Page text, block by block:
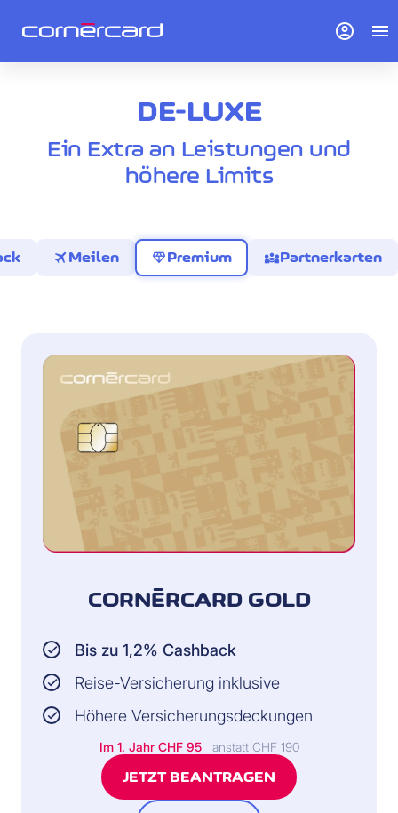
DE-LUXE
Ein Extra an Leistungen und
höhere Limits
travel Meilen diamondPremium diversity_3Partnerkarten
CORNÈRCARD GOLD
Bis zu 1,2% Cashback
Reise-Versicherung inklusive
Höhere Versicherungsdeckungen
Im 1. Jahr CHF 95 anstatt CHF 190
JETZT BEANTRAGEN
account_circle menu